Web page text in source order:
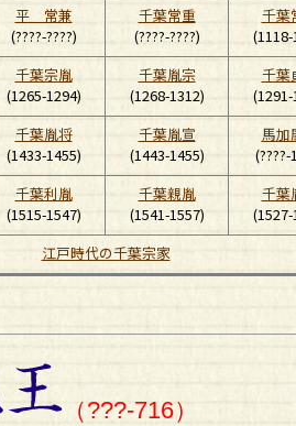
平 常兼
(????-????)
千葉常重
(????-????)
千葉
千葉宗胤
(1265-1294)
千葉胤宗
(1268-1312)
千葉
千葉胤将
(1433-1455)
千葉胤宣
(1443-1455)
馬加
千葉利胤
(1515-1547)
千葉親胤
(1541-1557)
千葉
江戸時代の千葉宗家
（???-716）